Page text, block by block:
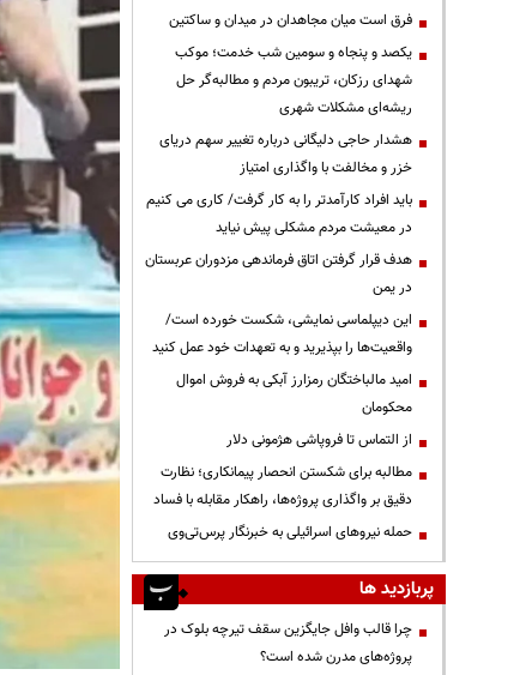
فرق است میان مجاهدان در میدان و ساکتین
یکصد و پنجاه و سومین شب خدمت؛ موکب
شهدای رزکان، تریبون مردم و مطالبه‌گر حل
ریشه‌ای مشکلات شهری
هشدار حاجی دلیگانی درباره تغییر سهم دریای
خزر و مخالفت با واگذاری امتیاز
باید افراد کارآمدتر را به کار گرفت/ کاری می کنیم
در معیشت مردم مشکلی پیش نیاید
هدف قرار گرفتن اتاق‌ فرماندهی مزدوران عربستان
در یمن
این دیپلماسی نمایشی، شکست خورده است/
واقعیت‌ها را بپذیرید و به تعهدات خود عمل کنید
امید مالباختگان رمزارز آبکی به فروش اموال
محکومان
از التماس تا فروپاشی هژمونی دلار
مطالبه برای شکستن انحصار پیمانکاری؛ نظارت
دقیق بر واگذاری پروژه‌ها، راهکار مقابله با فساد
حمله نیروهای اسرائیلی به خبرنگار پرس‌تی‌وی
پربازدید ها
چرا قالب وافل جایگزین سقف تیرچه بلوک در
پروژه‌های مدرن شده است؟